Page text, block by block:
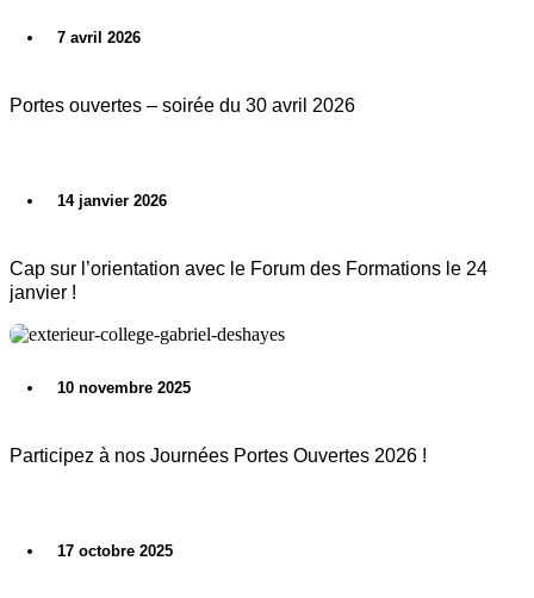
7 avril 2026
Portes ouvertes – soirée du 30 avril 2026
14 janvier 2026
Cap sur l’orientation avec le Forum des Formations le 24
janvier !
10 novembre 2025
Participez à nos Journées Portes Ouvertes 2026 !
17 octobre 2025